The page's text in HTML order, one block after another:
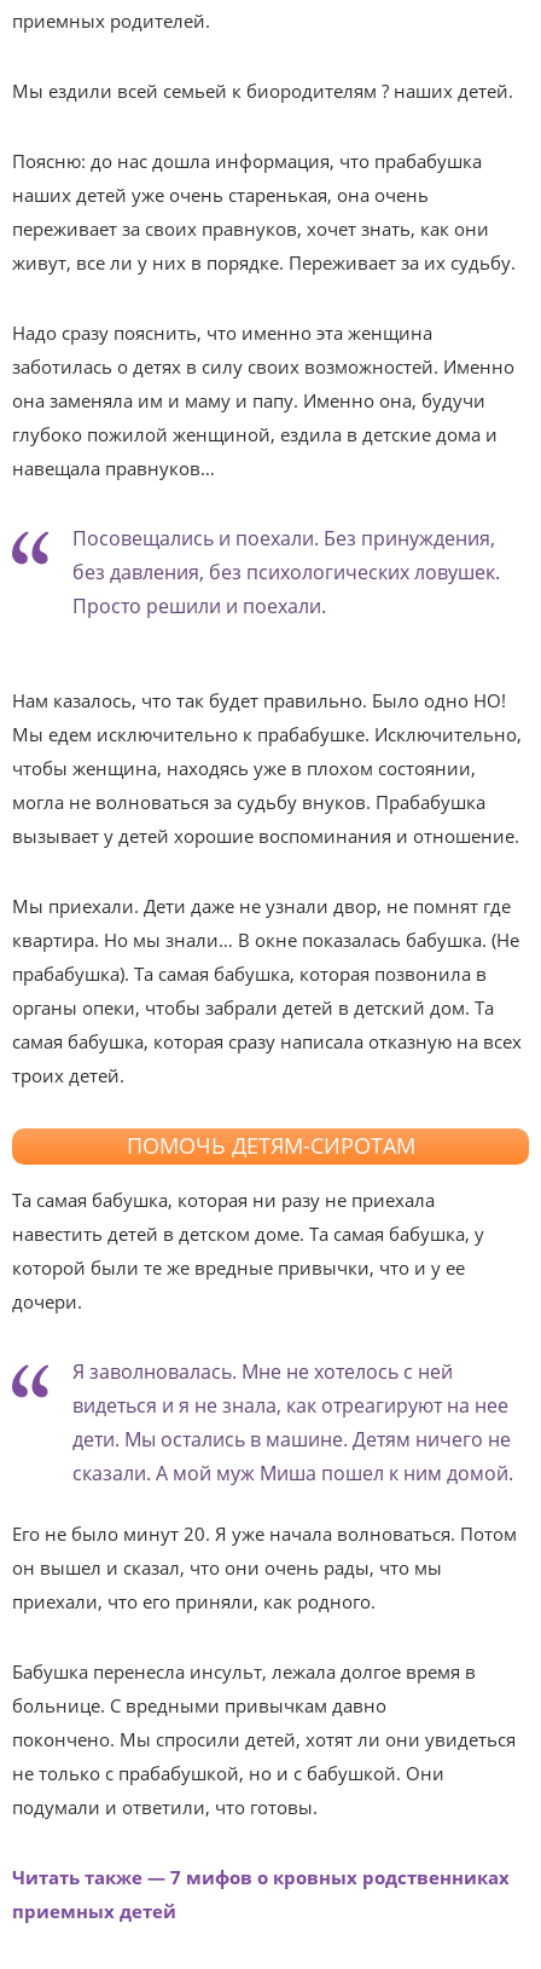
приемных родителей.
Мы ездили всей семьей к биородителям ? наших детей.
Поясню: до нас дошла информация, что прабабушка
наших детей уже очень старенькая, она очень
переживает за своих правнуков, хочет знать, как они
живут, все ли у них в порядке. Переживает за их судьбу.
Надо сразу пояснить, что именно эта женщина
заботилась о детях в силу своих возможностей. Именно
она заменяла им и маму и папу. Именно она, будучи
глубоко пожилой женщиной, ездила в детские дома и
навещала правнуков…
Посовещались и поехали. Без принуждения,
без давления, без психологических ловушек.
Просто решили и поехали.
Нам казалось, что так будет правильно. Было одно НО!
Мы едем исключительно к прабабушке. Исключительно,
чтобы женщина, находясь уже в плохом состоянии,
могла не волноваться за судьбу внуков. Прабабушка
вызывает у детей хорошие воспоминания и отношение.
Мы приехали. Дети даже не узнали двор, не помнят где
квартира. Но мы знали… В окне показалась бабушка. (Не
прабабушка). Та самая бабушка, которая позвонила в
органы опеки, чтобы забрали детей в детский дом. Та
самая бабушка, которая сразу написала отказную на всех
троих детей.
ПОМОЧЬ ДЕТЯМ-СИРОТАМ
Та самая бабушка, которая ни разу не приехала
навестить детей в детском доме. Та самая бабушка, у
которой были те же вредные привычки, что и у ее
дочери.
Я заволновалась. Мне не хотелось с ней
видеться и я не знала, как отреагируют на нее
дети. Мы остались в машине. Детям ничего не
сказали. А мой муж Миша пошел к ним домой.
Его не было минут 20. Я уже начала волноваться. Потом
он вышел и сказал, что они очень рады, что мы
приехали, что его приняли, как родного.
Бабушка перенесла инсульт, лежала долгое время в
больнице. С вредными привычкам давно
покончено. Мы спросили детей, хотят ли они увидеться
не только с прабабушкой, но и с бабушкой. Они
подумали и ответили, что готовы.
Читать также — 7 мифов о кровных родственниках
приемных детей